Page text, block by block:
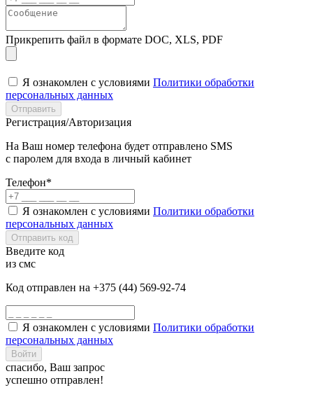
Прикрепить файл в формате DOC, XLS, PDF
Я ознакомлен с условиями Политики обработки
персональных данных
Отправить
Регистрация/Авторизация
На Ваш номер телефона будет отправлено SMS
с паролем для входа в личный кабинет
Телефон*
Я ознакомлен с условиями Политики обработки
персональных данных
Отправить код
Введите код
из смс
Код отправлен на +375 (44) 569-92-74
Я ознакомлен с условиями Политики обработки
персональных данных
Войти
спасибо, Ваш запрос
успешно отправлен!